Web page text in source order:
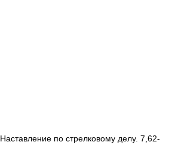
Наставление по стрелковому делу. 7,62-